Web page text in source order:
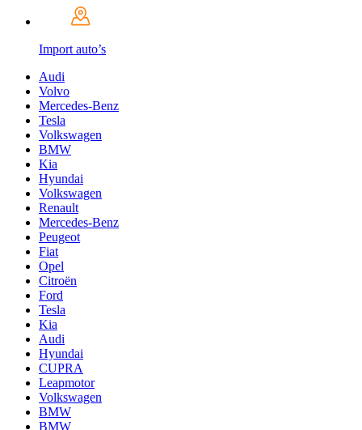
Import auto’s
Audi
Volvo
Mercedes-Benz
Tesla
Volkswagen
BMW
Kia
Hyundai
Volkswagen
Renault
Mercedes-Benz
Peugeot
Fiat
Opel
Citroën
Ford
Tesla
Kia
Audi
Hyundai
CUPRA
Leapmotor
Volkswagen
BMW
BMW